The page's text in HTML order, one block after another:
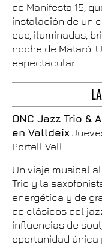
de Manifesta 15,
instalación de un
que, iluminadas,
noche de Mataró.
espectacular.
ONC Jazz Trio &
en Valldeix
Portell Vell
Un viaje musical
Trio y la
energética y de
de clásicos del
influencias de
oportunidad única